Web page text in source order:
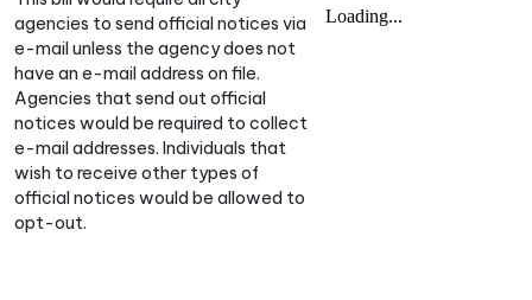
agencies to send official notices via
e-mail unless the agency does not
have an e-mail address on file.
Agencies that send out official
notices would be required to collect
e-mail addresses. Individuals that
wish to receive other types of
official notices would be allowed to
opt-out.